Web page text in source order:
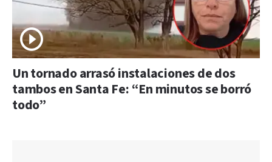
Un tornado arrasó instalaciones de dos
tambos en Santa Fe: “En minutos se borró
todo”